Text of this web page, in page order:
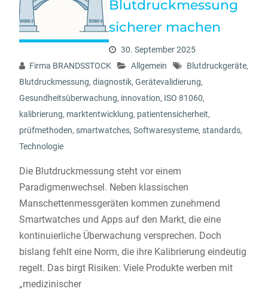
Blutdruckmessung
sicherer machen
30. September 2025
Firma BRANDSSTOCK
Allgemein Blutdruckgeräte,
Blutdruckmessung, diagnostik, Gerätevalidierung,
Gesundheitsüberwachung, innovation, ISO 81060,
kalibrierung, marktentwicklung, patientensicherheit,
prüfmethoden, smartwatches, Softwaresysteme, standards,
Technologie
Die Blutdruckmessung steht vor einem
Paradigmenwechsel. Neben klassischen
Manschettenmessgeräten kommen zunehmend
Smartwatches und Apps auf den Markt, die eine
kontinuierliche Überwachung versprechen. Doch
bislang fehlt eine Norm, die ihre Kalibrierung eindeutig
regelt. Das birgt Risiken: Viele Produkte werben mit
„medizinischer